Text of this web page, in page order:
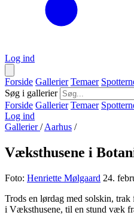
Log ind
Forside Gallerier Temaer
Søg i gallerier
Forside Gallerier Temaer
Log ind
Gallerier/ Aarhus /
Væksthusene i
Foto: Henriette Mølgaard 24.
Trods en lørdag med solskin,
i Væksthusene, til en stund væk